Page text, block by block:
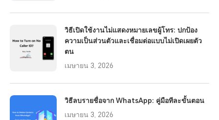
วิธีเปิดใช้งานไม่แสดงหมายเลขผู้โทร: ปกป้อง
ความเป็นส่วนตัวและเชื่อมต่อแบบไม่เปิดเผยตัว
ตน
เมษายน 3, 2026
วิธีลบรายชื่อจาก WhatsApp: คู่มือทีละขั้นตอน
เมษายน 3, 2026